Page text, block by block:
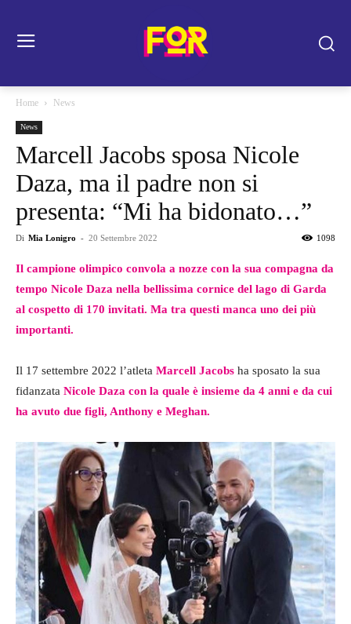
Home News
News
Marcell Jacobs sposa Nicole
Daza, ma il padre non si
presenta: “Mi ha bidonato…”
Di Mia Lonigro - 20 Settembre 2022 1098
Il campione olimpico convola a nozze con la sua compagna da
tempo Nicole Daza nella bellissima cornice del lago di Garda
al cospetto di 170 invitati. Ma tra questi manca uno dei più
importanti.
Il 17 settembre 2022 l’atleta Marcell Jacobs ha sposato la sua
fidanzata Nicole Daza con la quale è insieme da 4 anni e da cui
ha avuto due figli, Anthony e Meghan.